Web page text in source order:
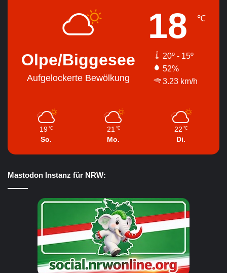
Olpe/Biggesee
Aufgelockerte Bewölkung
18 ℃
20º - 15º
52%
3.23 km/h
19 ℃
So.
21 ℃
Mo.
22 ℃
Di.
Mastodon Instanz für NRW: